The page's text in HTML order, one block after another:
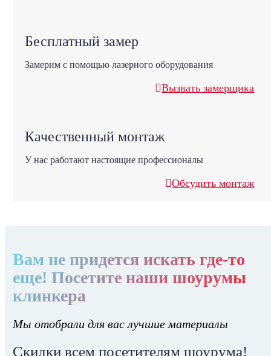
Бесплатный замер
Замерим с помощью лазерного оборудования
Вызвать замерщика
Качественный монтаж
У нас работают настоящие профессионалы
Обсудить монтаж
Вам не придется искать где-то
еще! Посетите наши шоурумы
клинкера
Мы отобрали для вас лучшие материалы
Скидки всем посетителям шоурума!